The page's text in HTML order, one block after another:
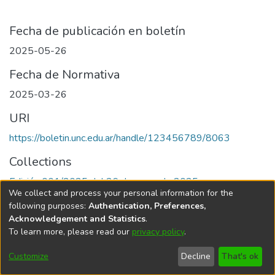
Fecha de publicación en boletín
2025-05-26
Fecha de Normativa
2025-03-26
URI
https://boletin.unc.edu.ar/handle/123456789/8063
Collections
Edición 001/2025 del 26 de mayo de 2025
Universidad Nacional de Córdoba
We collect and process your personal information for the
following purposes: Authentication, Preferences,
Acknowledgement and Statistics.
To learn more, please read our privacy policy.
Customize Decline That's ok